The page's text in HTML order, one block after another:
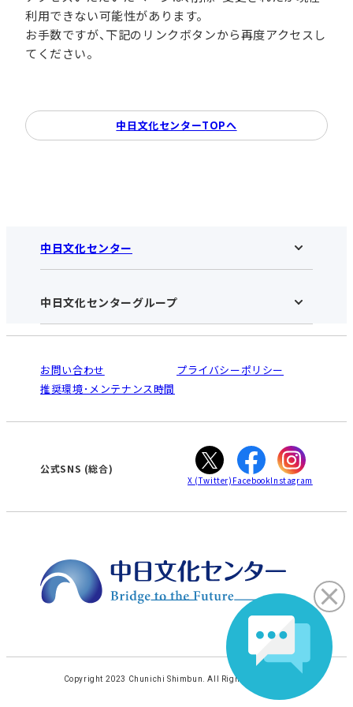
利用できない可能性があります。
お手数ですが、下記のリンクボタンから再度アクセスし
てください。
中日文化センターTOPへ
中日文化センター
中日文化センターHOME
アクセス･営業時間
法人割引について
ご利用ガイド
オンライン講座受講の手順
中日文化センターグループ
南大高
犬山
高蔵寺
大垣
津
お問い合わせ
プライバシーポリシー
推奨環境･メンテナンス時間
公式SNS (総合)
X (Twitter) FacebookInstagram
Copyright 2023 Chunichi Shimbun. All Rights Reserved.